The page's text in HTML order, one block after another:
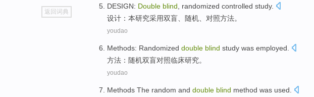
go
top
返回词典
DESIGN: Double blind randomized controlled study.
设计 ：本研究采用双盲 、随机、 对照方法。
youdao
Methods: Randomized double blind study was employed.
方法 ： 随机双盲对照临床研究。
youdao
Methods The random and double blind method was used.